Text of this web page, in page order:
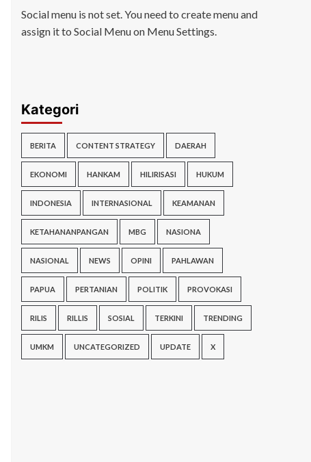
Social menu is not set. You need to create menu and
assign it to Social Menu on Menu Settings.
Kategori
BERITA CONTENT STRATEGY DAERAH
EKONOMI HANKAM HILIRISASI HUKUM
INDONESIA INTERNASIONAL KEAMANAN
KETAHANANPANGAN MBG NASIONA
NASIONAL NEWS OPINI PAHLAWAN
PAPUA PERTANIAN POLITIK PROVOKASI
RILIS RILLIS SOSIAL TERKINI TRENDING
UMKM UNCATEGORIZED UPDATE X